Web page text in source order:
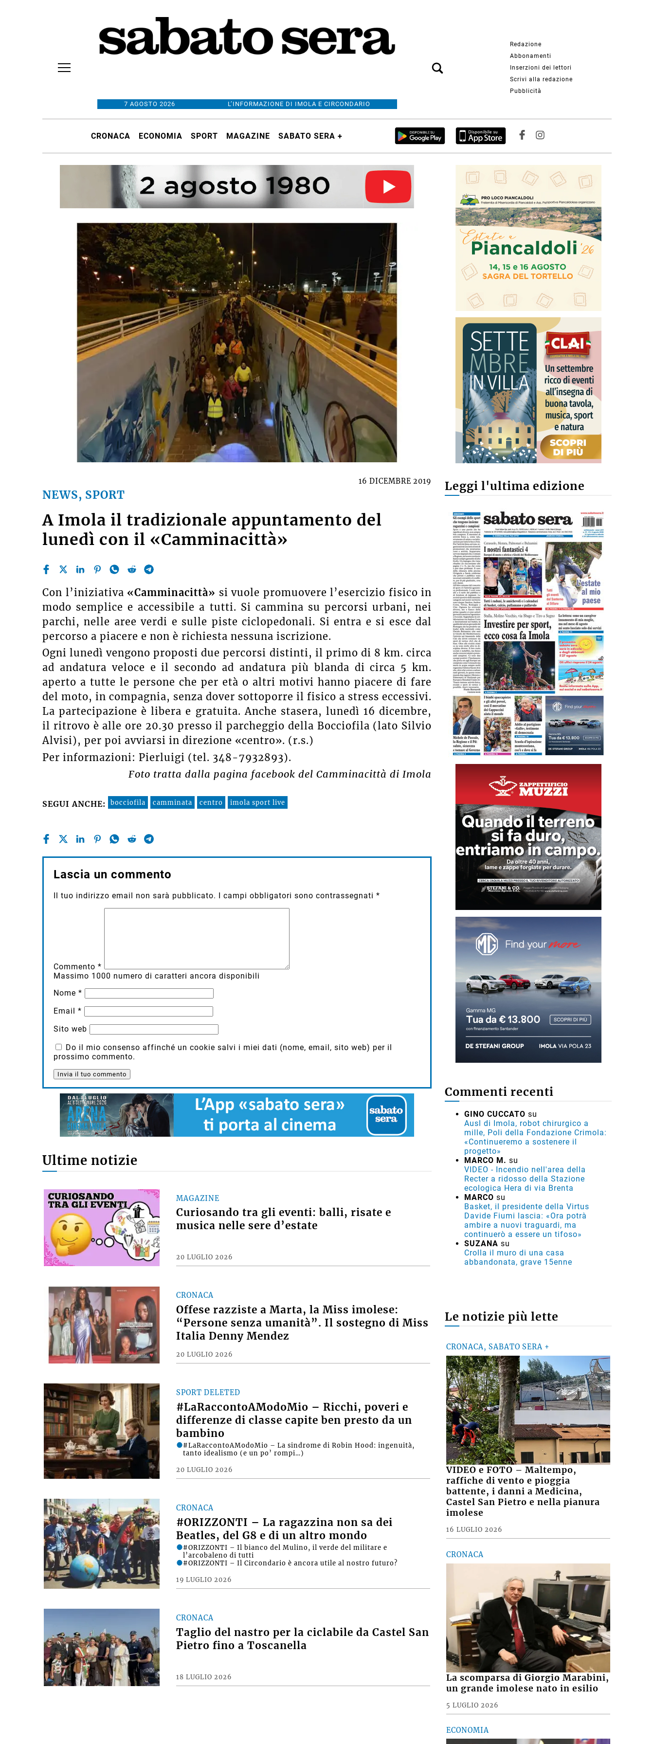
7 AGOSTO 2026 L’INFORMAZIONE DI IMOLA E CIRCONDARIO
Redazione
Abbonamenti
Inserzioni dei lettori
Scrivi alla redazione
Pubblicità
CRONACA ECONOMIA SPORT MAGAZINE SABATO SERA +
NEWS, SPORT
16 DICEMBRE 2019
A Imola il tradizionale appuntamento del
lunedì con il «Camminacittà»
Con l’iniziativa «Camminacittà» si vuole promuovere l’esercizio fisico in
modo semplice e accessibile a tutti. Si cammina su percorsi urbani, nei
parchi, nelle aree verdi e sulle piste ciclopedonali. Si entra e si esce dal
percorso a piacere e non è richiesta nessuna iscrizione.
Ogni lunedì vengono proposti due percorsi distinti, il primo di 8 km. circa
ad andatura veloce e il secondo ad andatura più blanda di circa 5 km.
aperto a tutte le persone che per età o altri motivi hanno piacere di fare
del moto, in compagnia, senza dover sottoporre il fisico a stress eccessivi.
La partecipazione è libera e gratuita. Anche stasera, lunedì 16 dicembre,
il ritrovo è alle ore 20.30 presso il parcheggio della Bocciofila (lato Silvio
Alvisi), per poi avviarsi in direzione «centro». (r.s.)
Per informazioni: Pierluigi (tel. 348-7932893).
Foto tratta dalla pagina facebook del Camminacittà di Imola
SEGUI ANCHE: bocciofila camminata centro imola sport live
Lascia un commento
Il tuo indirizzo email non sarà pubblicato. I campi obbligatori sono contrassegnati *
Commento *
Massimo 1000 numero di caratteri ancora disponibili
Nome *
Email *
Sito web
Do il mio consenso affinché un cookie salvi i miei dati (nome, email, sito web) per il
prossimo commento.
Ultime notizie
MAGAZINE
Curiosando tra gli eventi: balli, risate e
musica nelle sere d’estate
20 LUGLIO 2026
CRONACA
Offese razziste a Marta, la Miss imolese:
“Persone senza umanità”. Il sostegno di Miss
Italia Denny Mendez
20 LUGLIO 2026
SPORT DELETED
#LaRaccontoAModoMio – Ricchi, poveri e
differenze di classe capite ben presto da un
bambino
20 LUGLIO 2026
#LaRaccontoAModoMio – La sindrome di Robin Hood: ingenuità,
tanto idealismo (e un po’ rompi…)
CRONACA
#ORIZZONTI – La ragazzina non sa dei
Beatles, del G8 e di un altro mondo
19 LUGLIO 2026
#ORIZZONTI – Il bianco del Mulino, il verde del militare e
l’arcobaleno di tutti
#ORIZZONTI – Il Circondario è ancora utile al nostro futuro?
CRONACA
Taglio del nastro per la ciclabile da Castel San
Pietro fino a Toscanella
18 LUGLIO 2026
Leggi l'ultima edizione
Commenti recenti
GINO CUCCATO su
Ausl di Imola, robot chirurgico a
mille, Poli della Fondazione Crimola:
«Continueremo a sostenere il
progetto»
MARCO M. su
VIDEO - Incendio nell'area della
Recter a ridosso della Stazione
ecologica Hera di via Brenta
MARCO su
Basket, il presidente della Virtus
Davide Fiumi lascia: «Ora potrà
ambire a nuovi traguardi, ma
continuerò a essere un tifoso»
SUZANA su
Crolla il muro di una casa
abbandonata, grave 15enne
Le notizie più lette
CRONACA, SABATO SERA +
VIDEO e FOTO – Maltempo,
raffiche di vento e pioggia
battente, i danni a Medicina,
Castel San Pietro e nella pianura
imolese
16 LUGLIO 2026
CRONACA
La scomparsa di Giorgio Marabini,
un grande imolese nato in esilio
5 LUGLIO 2026
ECONOMIA